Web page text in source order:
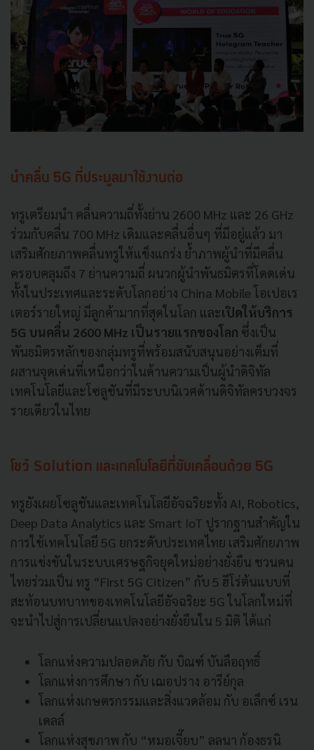
นำคลื่น 5G ที่ประมูลมาใช้งานต่อ
ทรูเตรียมนำ คลื่นความถี่ทั้งย่าน 2600 MHz และ 26 GHz
ร่วมกับคลื่น 700 MHz เดิมและคลื่นอื่นๆ ที่มีอยู่แล้ว มา
เสริมศักยภาพคลื่นทรูให้แข็งแกร่ง ย้ำภาพผู้นำที่มีคลื่น
ครอบคลุมถึง 7 ย่านความถี่ ผนวกผู้นำพันธมิตรที่โดดเด่น
ทั้งในประเทศและระดับโลกอย่าง China Mobile โอเปอเร
เตอร์รายใหญ่ มีลูกค้ามากที่สุดในโลก และเปิดให้บริการ
5G บนคลื่น 2600 MHz เป็นรายแรกของโลก ซึ่งเป็น
พันธมิตรหลักของกลุ่มทรูที่พร้อมสนับสนุนอย่างเต็มที่
ผสานจุดเด่นที่เหนือกว่าในด้านความเป็นผู้นำดิจิทัล
เทคโนโลยีและโซลูชันที่มีระบบนิเวศด้านดิจิทัลครบวงจร
รายเดียวในไทย
โชว์ Solution และเทคโนโลยีที่ขับเคลื่อนด้วย 5G
ทรูยังเผยโซลูชันและเทคโนโลยีอัจฉริยะทั้ง AI, Robotics,
Deep Data Analytics และ Smart IoT ปูรากฐานสำคัญใน
การใช้เทคโนโลยี 5G ยกระดับประเทศไทย เสริมศักยภาพ
การแข่งขันในระบบเศรษฐกิจยุคใหม่อย่างยั่งยืน ชวนคน
ไทยร่วมเป็น ทรู “First 5G Citizen” กับ 5 ฮีโร่ต้นแบบที่
สะท้อนบทบาทของเทคโนโลยีอัจฉริยะ 5G ในโลกใหม่ที่
จะนำไปสู่การเปลี่ยนแปลงอย่างยั่งยืนใน 5 มิติ ได้แก่
โลกแห่งความปลอดภัย กับ บิณฑ์ บันลือฤทธิ์
โลกแห่งการศึกษา กับ เฌอปราง อารีย์กุล
โลกแห่งเกษตรกรรมและสิ่งแวดล้อม กับ อเล็กซ์ เรน
เดลล์
โลกแห่งสุขภาพ กับ “หมอเจี๊ยบ” ลลนา ก้องธรนิ